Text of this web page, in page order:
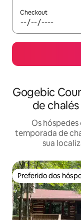
Checkout
Gogebic
de
Os
temporada de
sua
Preferido dos
Preferido dos